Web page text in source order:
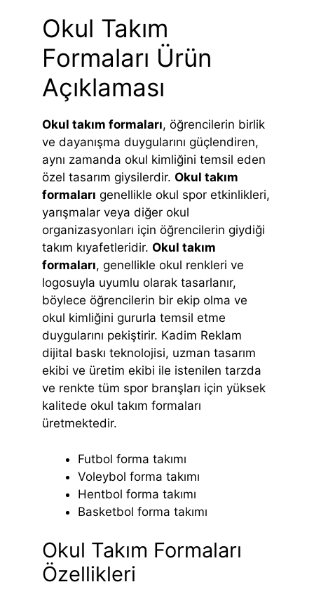
Okul Takım
Formaları Ürün
Açıklaması
Okul takım formaları, öğrencilerin birlik
ve dayanışma duygularını güçlendiren,
aynı zamanda okul kimliğini temsil eden
özel tasarım giysilerdir. Okul takım
formaları genellikle okul spor etkinlikleri,
yarışmalar veya diğer okul
organizasyonları için öğrencilerin giydiği
takım kıyafetleridir. Okul takım
formaları, genellikle okul renkleri ve
logosuyla uyumlu olarak tasarlanır,
böylece öğrencilerin bir ekip olma ve
okul kimliğini gururla temsil etme
duygularını pekiştirir. Kadim Reklam
dijital baskı teknolojisi, uzman tasarım
ekibi ve üretim ekibi ile istenilen tarzda
ve renkte tüm spor branşları için yüksek
kalitede okul takım formaları
üretmektedir.
Futbol forma takımı
Voleybol forma takımı
Hentbol forma takımı
Basketbol forma takımı
Okul Takım Formaları
Özellikleri